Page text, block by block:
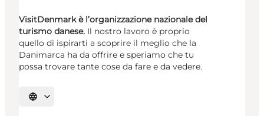
VisitDenmark è l’organizzazione nazionale del
turismo danese. Il nostro lavoro è proprio
quello di ispirarti a scoprire il meglio che la
Danimarca ha da offrire e speriamo che tu
possa trovare tante cose da fare e da vedere.
Seleziona la lingua